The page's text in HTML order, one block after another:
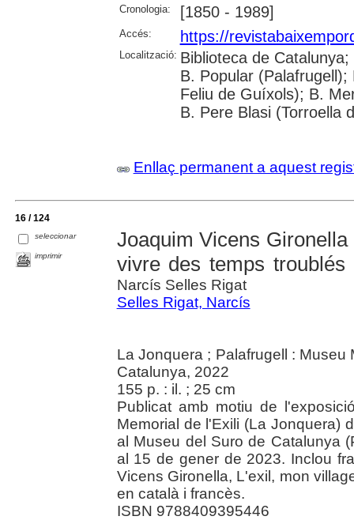
Cronologia: [1850 - 1989]
Accés: https://
Localització: Biblioteca de
B. Popular
Feliu de Guíxols); B.
B. Pere Blasi (Torroella
Enllaç permanent a aquest
16 / 124
seleccionar
imprimir
Joaquim Vicens
vivre des temps
Narcís Selles Rigat
Selles Rigat, Narcís
La Jonquera ; Palafrugell :
Catalunya, 2022
155 p. : il. ; 25 cm
Publicat amb motiu de
Memorial de l'Exili (La Jonquera)
al Museu del Suro de Catalunya
al 15 de gener de 2023. Inclou
Vicens Gironella, L'exil, mon
en català i francès.
ISBN 9788409395446